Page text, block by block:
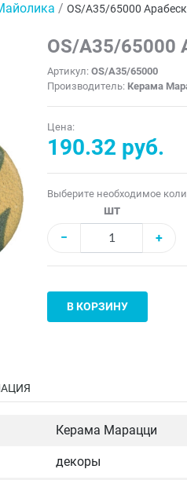
/ OS/A35/65000
OS/A35/65000
Артикул: OS/A35/65000
Производитель: Керама
Цена:
190.32 руб.
Выберите необходимое
шт
−
+
В КОРЗИНУ
Керама Марацци
декоры